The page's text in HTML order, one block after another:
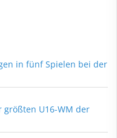
in fünf Spielen bei der
größten U16-WM der